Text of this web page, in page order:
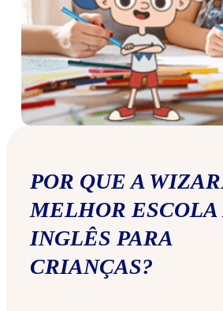
POR QUE A
MELHOR ESCOLA
INGLÊS PARA
CRIANÇAS?